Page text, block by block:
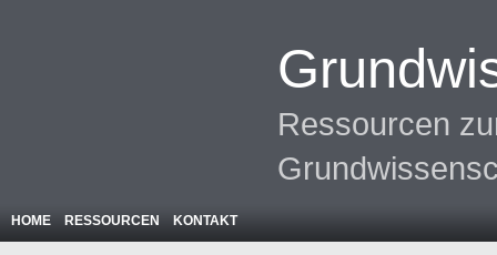
Ressourcen
HOME RESSOURCEN KONTAKT